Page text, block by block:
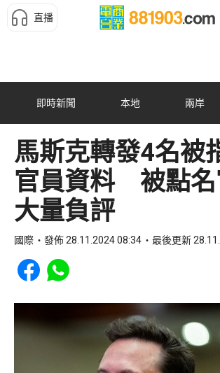
直播
即時新聞 本地 兩岸
馬斯克轉發4名被
官員資料 被點名
大量負評
國際 發佈 28.11.2024 08:34 最後更新
Share to Facebook
Share to WhatsApp